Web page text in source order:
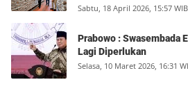
Sabtu, 18 April 2026, 15:57 WIB
Prabowo : Swasembada
Lagi Diperlukan
Selasa, 10 Maret 2026, 16:31